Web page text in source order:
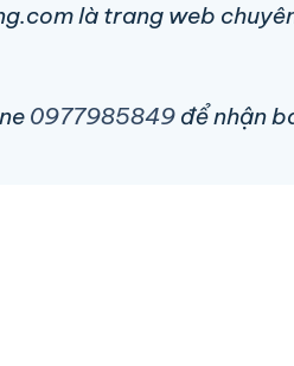
là trang web
0977985849 để nhận